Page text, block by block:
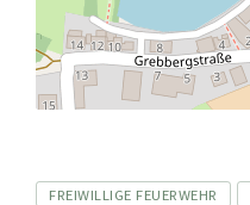
Tags
FREIWILLIGE FEUERWEHR